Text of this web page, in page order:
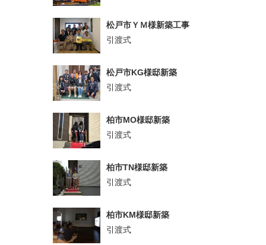
松戸市ＹＭ様新築工事
引渡式
松戸市KG様邸新築
引渡式
柏市MO様邸新築
引渡式
柏市TN様邸新築
引渡式
柏市KM様邸新築
引渡式